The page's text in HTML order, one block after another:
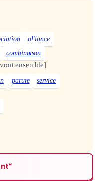
alliance
combinaison
ensemble]
parure service